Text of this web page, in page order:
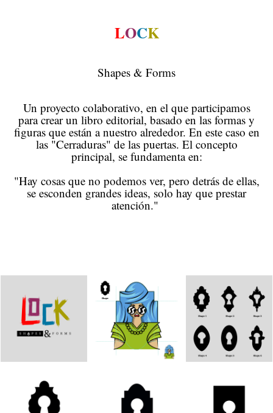
LOCK
Shapes & Forms
Un proyecto colaborativo, en el que participamos
para crear un libro editorial, basado en las formas y
figuras que están a nuestro alrededor. En este caso en
las "Cerraduras" de las puertas. El concepto
principal, se fundamenta en:
"Hay cosas que no podemos ver, pero detrás de ellas,
se esconden grandes ideas, solo hay que prestar
atención."